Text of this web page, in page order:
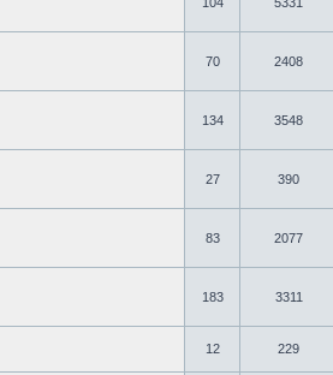
70 2408
134 3548
27 390
83 2077
183 3311
12 229